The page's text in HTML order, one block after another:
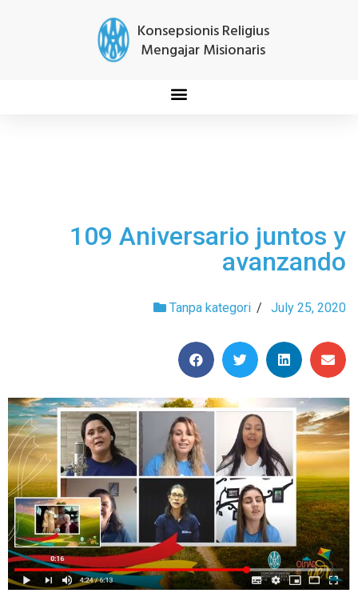
Konsepsionis Religius
Mengajar Misionaris
109 Aniversario juntos y
avanzando
Tanpa kategori / July 25, 2020